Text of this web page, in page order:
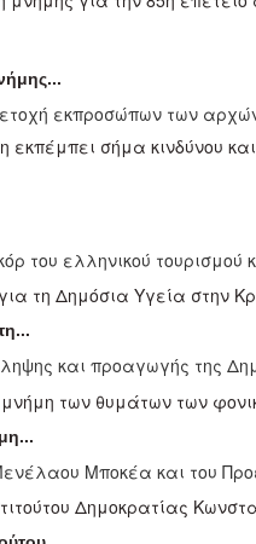
εκπροσώπων των
ελληνικού τουρισμού
και προαγωγής της
Μποκέα και του